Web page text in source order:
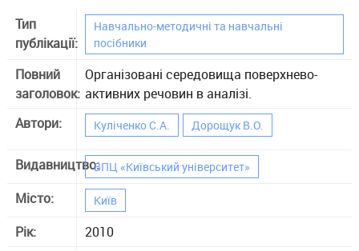
Тип
публікації:
Навчально-методичні та навчальні
посібники
Повний
заголовок:
Організовані середовища поверхнево-
активних речовин в аналізі.
Автори:
Куліченко С.А. Дорощук В.О.
Видавництво:ВПЦ «Київський університет»
Місто: Київ
Рік:
2010